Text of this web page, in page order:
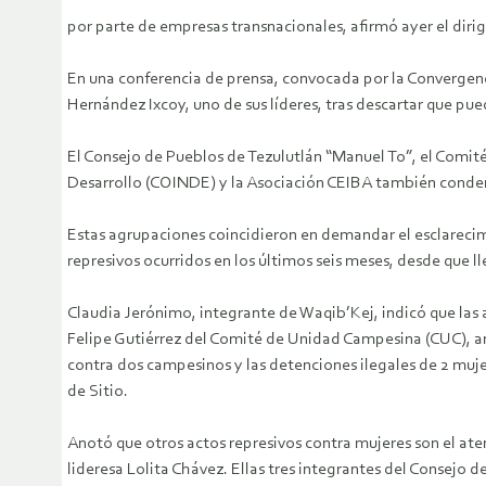
por parte de empresas transnacionales, afirmó ayer el
En una conferencia de prensa, convocada por la
Hernández Ixcoy, uno de sus líderes, tras descartar que
El Consejo de Pueblos de Tezulutlán “Manuel To”, el
Desarrollo (COINDE) y la Asociación CEIBA también
Estas agrupaciones coincidieron en demandar el
represivos ocurridos en los últimos seis meses, desde
Claudia Jerónimo, integrante de Waqib’Kej, indicó que
Felipe Gutiérrez del Comité de Unidad Campesina
contra dos campesinos y las detenciones ilegales de 2
de Sitio.
Anotó que otros actos represivos contra mujeres son el
lideresa Lolita Chávez. Ellas tres integrantes del Consejo